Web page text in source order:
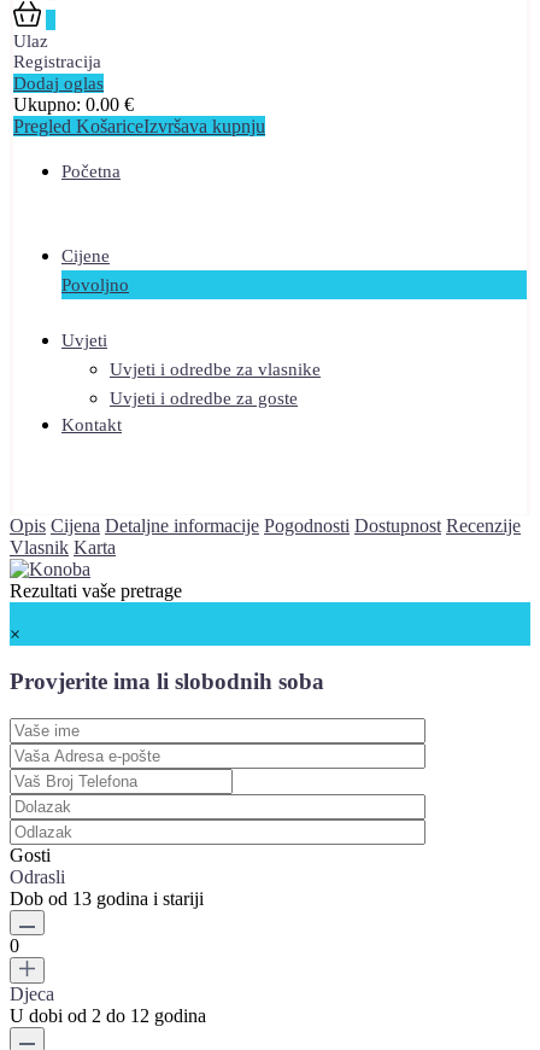
Ulaz
Registracija
Dodaj oglas
Ukupno: 0.00 €
Pregled KošariceIzvršava kupnju
Početna
Cijene
Povoljno
Uvjeti
Uvjeti i odredbe za vlasnike
Uvjeti i odredbe za goste
Kontakt
Opis Cijena Detaljne informacije Pogodnosti Dostupnost Recenzije
Vlasnik Karta
Rezultati vaše pretrage
×
Provjerite ima li slobodnih soba
Gosti
Odrasli
Dob od 13 godina i stariji
0
Djeca
U dobi od 2 do 12 godina